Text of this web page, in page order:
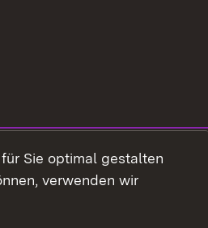
Sie optimal gestalten
verwenden wir